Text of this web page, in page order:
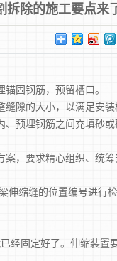
拆除的施工要点来
固钢筋，预留槽口。
的大小，以满足安装
埋钢筋之间充填砂或
要求精心组织、统筹
缩缝的位置编号进行
固定好了。伸缩装置